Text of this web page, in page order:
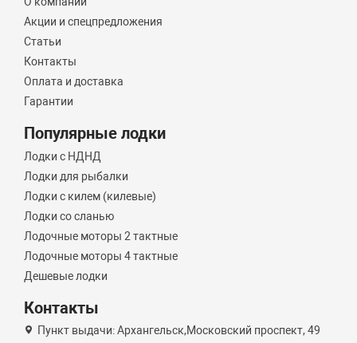
Акции и спецпредложения
Статьи
Контакты
Оплата и доставка
Гарантии
Популярные лодки
Лодки с НДНД
Лодки для рыбалки
Лодки с килем (килевые)
Лодки со сланью
Лодочные моторы 2 тактные
Лодочные моторы 4 тактные
Дешевые лодки
Контакты
Пункт выдачи: Архангельск,Московский проспект, 49